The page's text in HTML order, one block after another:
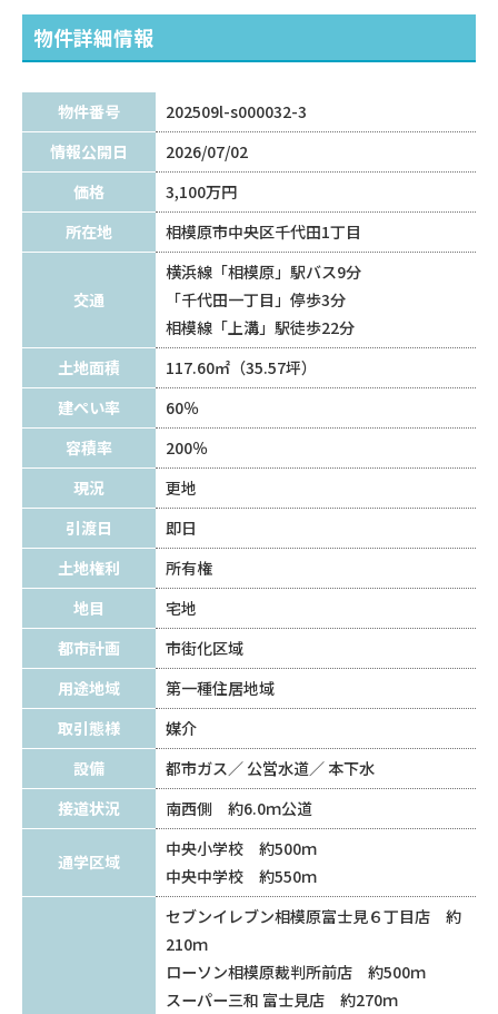
物件詳細情報
物件番号
202509l-s000032-3
情報公開日
2026/07/02
価格
3,100万円
所在地
相模原市中央区千代田1丁目
交通
横浜線「相模原」駅バス9分
「千代田一丁目」停歩3分
相模線「上溝」駅徒歩22分
土地面積
117.60㎡（35.57坪）
建ぺい率
60％
容積率
200％
現況
更地
引渡日
即日
土地権利
所有権
地目
宅地
都市計画
市街化区域
用途地域
第一種住居地域
取引態様
媒介
設備
都市ガス 公営水道
本下水
接道状況
南西側 約6.0ｍ公道
通学区域
中央小学校 約500ｍ
中央中学校 約550ｍ
セブンイレブン相模原富士見６丁目店 約
210ｍ
ローソン相模原裁判所前店 約500ｍ
スーパー三和 富士見店 約270ｍ